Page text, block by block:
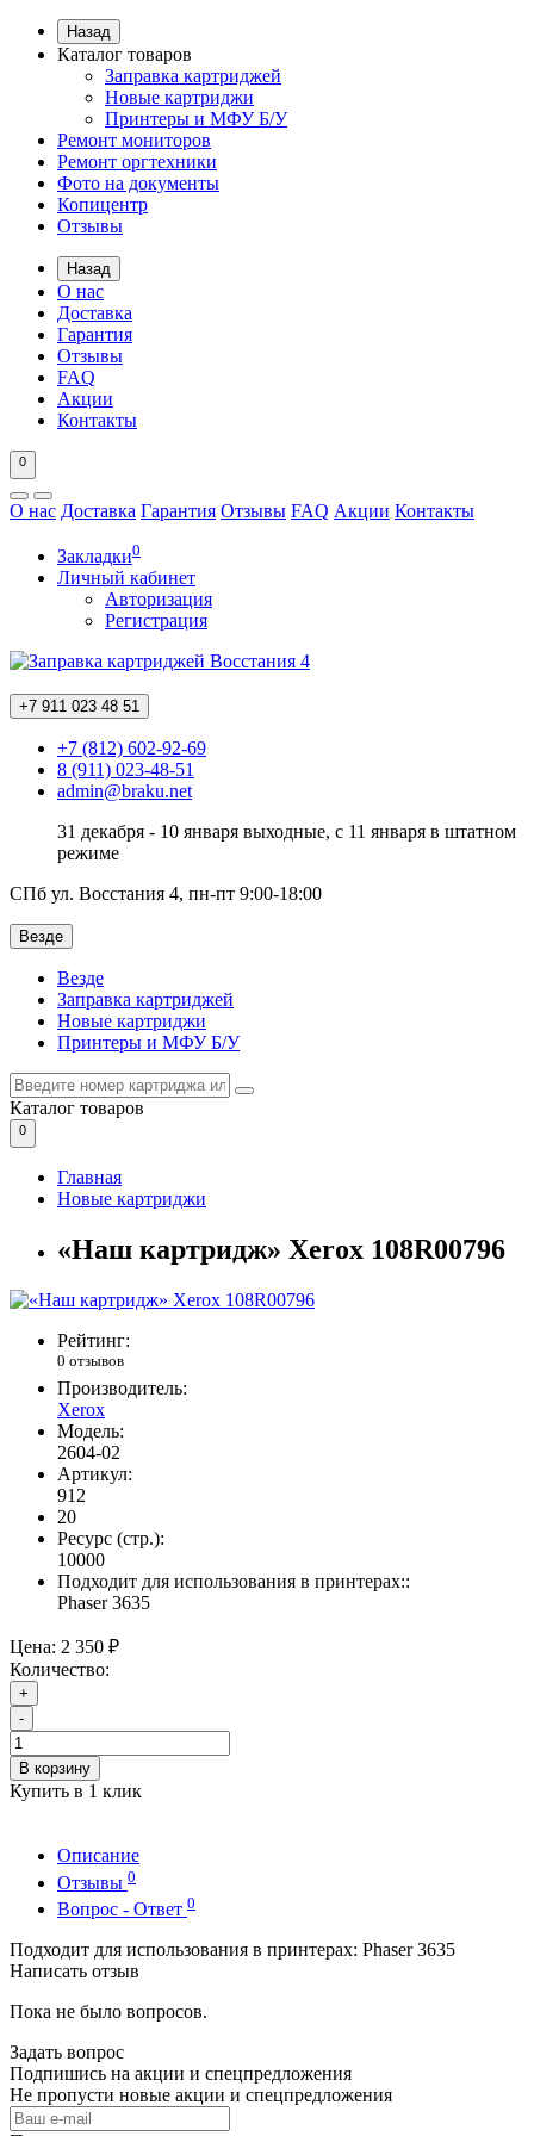
Назад
Каталог товаров
Заправка картриджей
Новые картриджи
Принтеры и МФУ Б/У
Ремонт мониторов
Ремонт оргтехники
Фото на документы
Копицентр
Отзывы
Назад
О нас
Доставка
Гарантия
Отзывы
FAQ
Акции
Контакты
0
О нас Доставка Гарантия Отзывы FAQ Акции Контакты
Закладки0
Личный кабинет
Авторизация
Регистрация
+7 911 023 48 51
+7 (812) 602-92-69
8 (911) 023-48-51
admin@braku.net
31 декабря - 10 января выходные, с 11 января в штатном
режиме
СПб ул. Восстания 4, пн-пт 9:00-18:00
Везде
Везде
Заправка картриджей
Новые картриджи
Принтеры и МФУ Б/У
Каталог товаров
0
Главная
Новые картриджи
«Наш картридж» Xerox 108R00796
Рейтинг:
0 отзывов
Производитель:
Xerox
Модель:
2604-02
Артикул:
912
20
Ресурс (стр.):
10000
Подходит для использования в принтерах::
Phaser 3635
Цена: 2 350 ₽
Количество:
+
-
В корзину
Купить в 1 клик
Описание
Отзывы 0
Вопрос - Ответ 0
Подходит для использования в принтерах: Phaser 3635
Написать отзыв
Пока не было вопросов.
Задать вопрос
Подпишись на акции и спецпредложения
Не пропусти новые акции и спецпредложения